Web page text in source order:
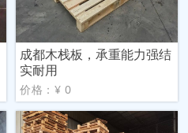
成都木栈板，承重能力强结
实耐用
价格：¥ 0